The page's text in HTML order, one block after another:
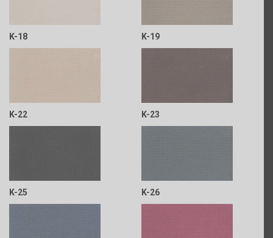
K-18 K-19
K-22 K-23
K-25 K-26